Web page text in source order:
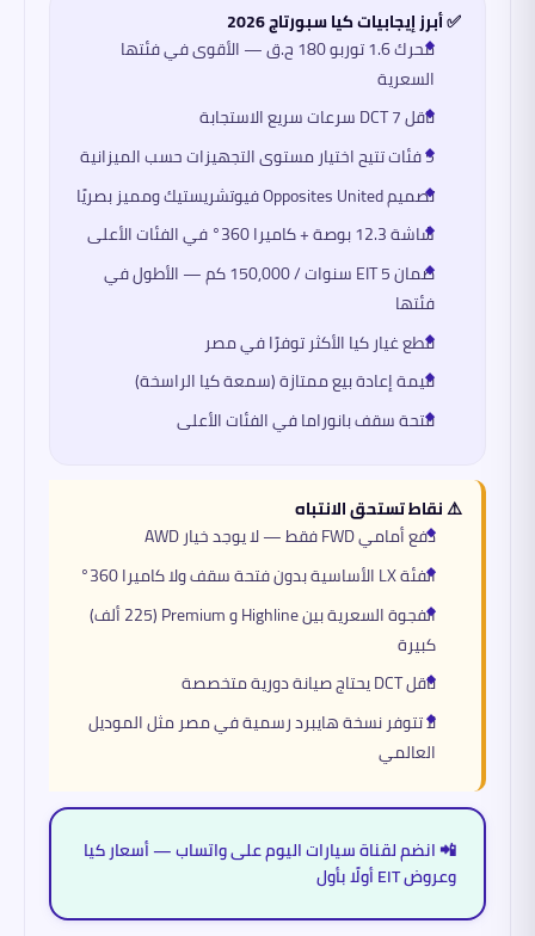
✅ أبرز إيجابيات كيا سبورتاج 2026
محرك 1.6 توربو 180 ح.ق — الأقوى في فئتها
السعرية
ناقل DCT 7 سرعات سريع الاستجابة
5 فئات تتيح اختيار مستوى التجهيزات حسب الميزانية
تصميم Opposites United فيوتشريستيك ومميز بصريًا
شاشة 12.3 بوصة + كاميرا 360° في الفئات الأعلى
ضمان EIT 5 سنوات / 150,000 كم — الأطول في
فئتها
قطع غيار كيا الأكثر توفرًا في مصر
قيمة إعادة بيع ممتازة (سمعة كيا الراسخة)
فتحة سقف بانوراما في الفئات الأعلى
⚠️ نقاط تستحق الانتباه
دفع أمامي FWD فقط — لا يوجد خيار AWD
الفئة LX الأساسية بدون فتحة سقف ولا كاميرا 360°
الفجوة السعرية بين Highline و Premium (225 ألف)
كبيرة
ناقل DCT يحتاج صيانة دورية متخصصة
لا تتوفر نسخة هايبرد رسمية في مصر مثل الموديل
العالمي
📲 انضم لقناة سيارات اليوم على واتساب — أسعار كيا
وعروض EIT أولًا بأول